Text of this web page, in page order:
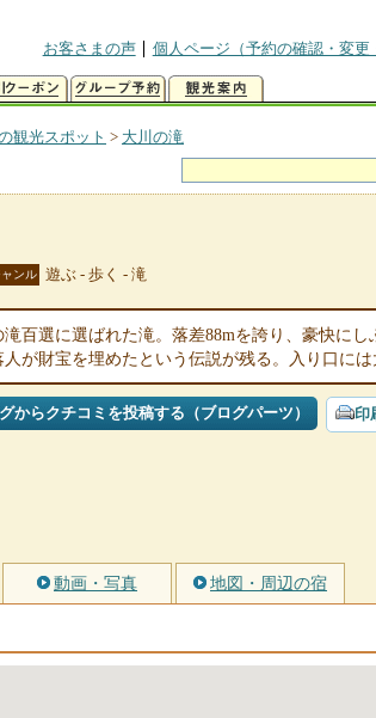
お客さまの声
個人ページ（予約の確認・変更
観光スポット > 大川の滝
ャンル 遊ぶ - 歩く - 滝
滝百選に選ばれた滝。落差88mを誇り、豪快に
人が財宝を埋めたという伝説が残る。入り口には
からクチコミを投稿する（ブログパーツ） 印
動画・写真 地図・周辺の宿